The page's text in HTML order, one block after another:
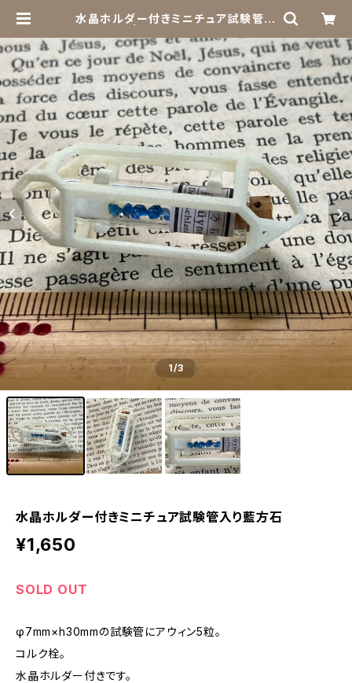
水晶ホルダー付きミニチュア試験管入
1/3
水晶ホルダー付きミニチュア試験管入り藍方石
¥1,650
SOLD OUT
φ7mm×h30mmの試験管にアウィン5粒。
コルク栓。
水晶ホルダー付きです。